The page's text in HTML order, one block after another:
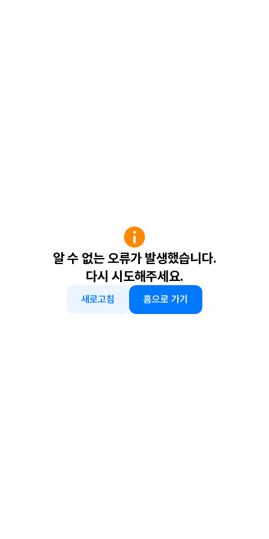
알 수 없는 오류가 발생했습니다.
다시 시도해주세요.
새로고침 홈으로 가기